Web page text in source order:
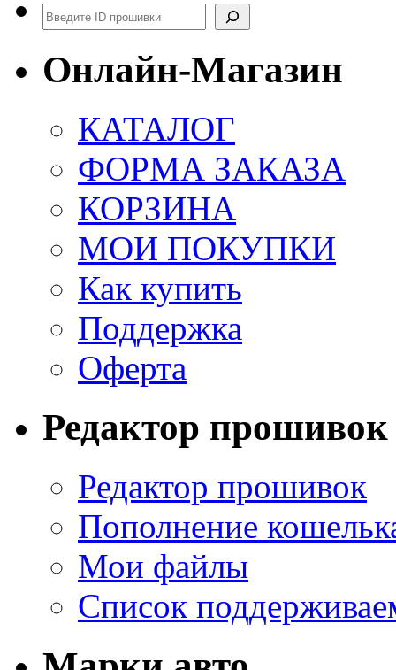
Поиск
Онлайн-Магазин
КАТАЛОГ
ФОРМА ЗАКАЗА
КОРЗИНА
МОИ ПОКУПКИ
Как купить
Поддержка
Оферта
Редактор прошивок
Редактор прошивок
Пополнение
Мои файлы
Список